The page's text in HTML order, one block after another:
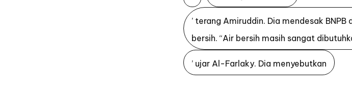
’ terang Amiruddin. Dia mendesak
bersih. “Air bersih masih sangat
’ ujar Al-Farlaky. Dia menyebutkan